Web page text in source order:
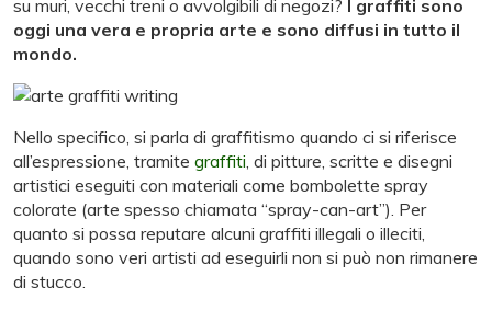
su muri, vecchi treni o avvolgibili di negozi? I graffiti sono
oggi una vera e propria arte e sono diffusi in tutto il
mondo.
Nello specifico, si parla di graffitismo quando ci si riferisce
all’espressione, tramite graffiti, di pitture, scritte e disegni
artistici eseguiti con materiali come bombolette spray
colorate (arte spesso chiamata “spray-can-art”). Per
quanto si possa reputare alcuni graffiti illegali o illeciti,
quando sono veri artisti ad eseguirli non si può non rimanere
di stucco.